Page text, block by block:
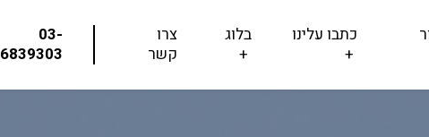
כתבו עלינו
+
בלוג
+
צרו
קשר
03-
6839303